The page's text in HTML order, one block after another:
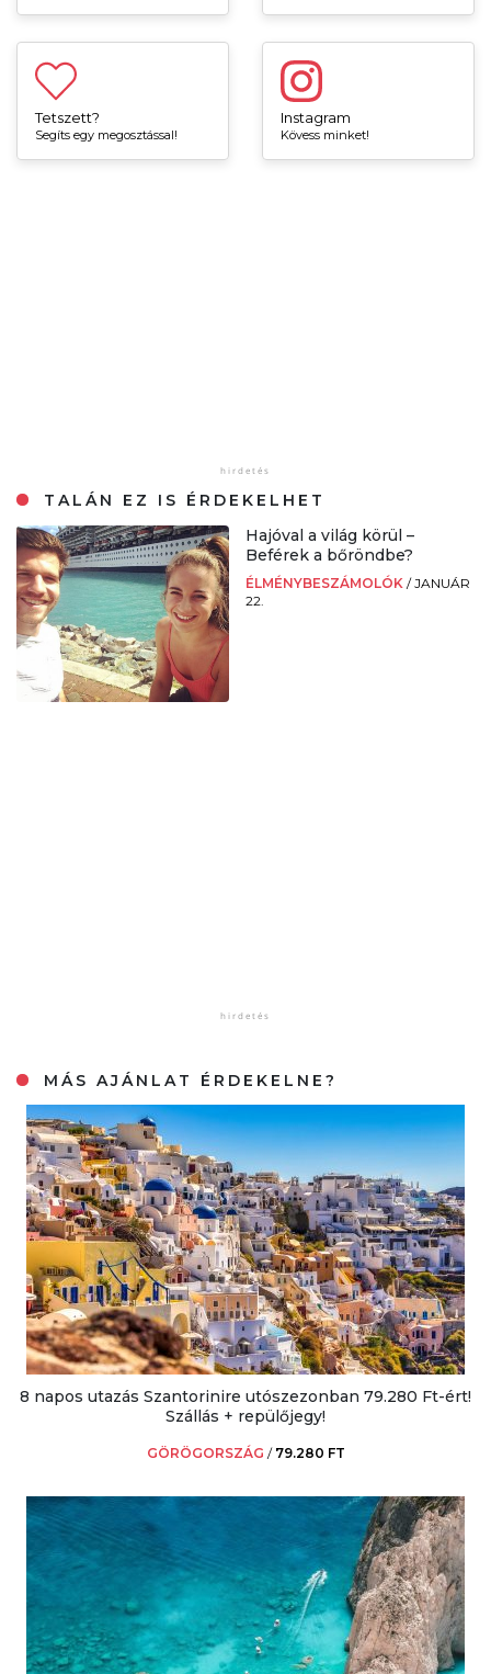
Tetszett?
Segíts egy megosztással!
Instagram
Kövess minket!
TALÁN EZ IS ÉRDEKELHET
Hajóval a világ körül –
Beférek a bőröndbe?
ÉLMÉNYBESZÁMOLÓK /JANUÁR
22.
MÁS AJÁNLAT ÉRDEKELNE?
8 napos utazás Szantorinire utószezonban 79.280 Ft-ért!
Szállás + repülőjegy!
GÖRÖGORSZÁG / 79.280 FT